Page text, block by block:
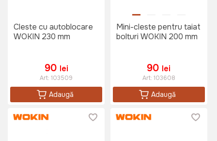
Cleste cu autoblocare
WOKIN 230 mm
90 lei
Art: 103509
Adaugă
Mini-cleste pentru taiat
bolturi WOKIN 200 mm
90 lei
Art: 103608
Adaugă